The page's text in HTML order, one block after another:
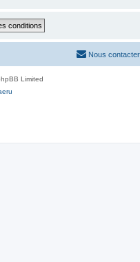
Nous contacter
Limited